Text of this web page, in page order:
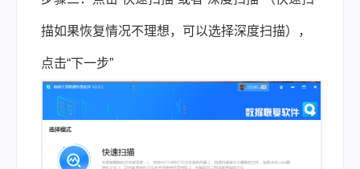
描如果恢复情况不理想，可以选择深度扫描），
点击“下一步”